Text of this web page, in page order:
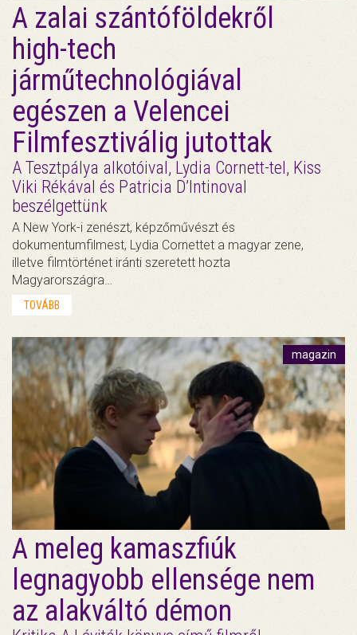
A zalai szántóföldekről
high-tech
járműtechnológiával
egészen a Velencei
Filmfesztiválig jutottak
A Tesztpálya alkotóival, Lydia Cornett-tel, Kiss
Viki Rékával és Patricia D’Intinoval
beszélgettünk
A New York-i zenészt, képzőművészt és
dokumentumfilmest, Lydia Cornettet a magyar zene,
illetve filmtörténet iránti szeretett hozta
Magyarországra…
TOVÁBB
magazin
A meleg kamaszfiúk
legnagyobb ellensége nem
az alakváltó démon